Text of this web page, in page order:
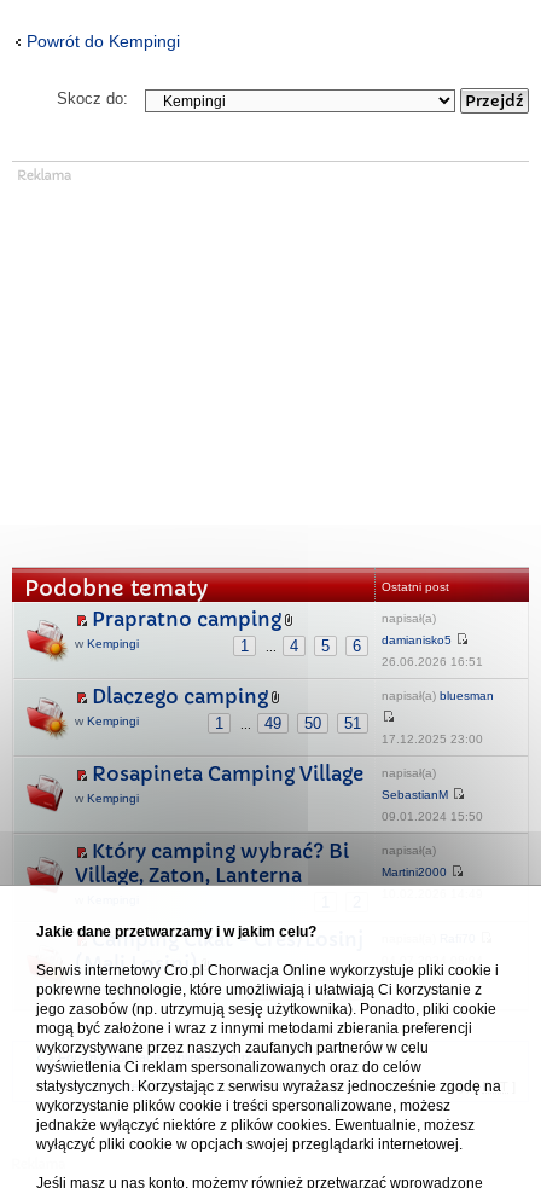
Powrót do Kempingi
Skocz do:
Podobne tematy Ostatni post
Prapratno camping
1 4 5 6
w Kempingi
napisał(a)
damianisko5
26.06.2026 16:51
Dlaczego camping
1 49 50 51
w Kempingi
napisał(a) bluesman
17.12.2025 23:00
Rosapineta Camping Village
w Kempingi
napisał(a)
SebastianM
09.01.2024 15:50
Który camping wybrać? Bi
Village, Zaton, Lanterna
napisał(a)
Martini2000
Camping Cikat - Cres/Losinj
(Mali Losinj)
1 2 3 4
wKempingi
Forum Chorwacja Online - Cro.pl
Usuń ciasteczka• Strefa czasowa: UTC + 1 (Polska - czas zimowy) [ DST
Jakie dane przetwarzamy i w jakim celu?
Serwis internetowy Cro.pl Chorwacja Online wykorzystuje pliki cookie i
pokrewne technologie, które umożliwiają i ułatwiają Ci korzystanie z
jego zasobów (np. utrzymują sesję użytkownika). Ponadto, pliki cookie
mogą być założone i wraz z innymi metodami zbierania preferencji
wykorzystywane przez naszych zaufanych partnerów w celu
wyświetlenia Ci reklam spersonalizowanych oraz do celów
statystycznych. Korzystając z serwisu wyrażasz jednocześnie zgodę na
wykorzystanie plików cookie i treści spersonalizowane, możesz
jednakże wyłączyć niektóre z plików cookies. Ewentualnie, możesz
wyłączyć pliki cookie w opcjach swojej przeglądarki internetowej.
Jeśli masz u nas konto, możemy również przetwarzać wprowadzone